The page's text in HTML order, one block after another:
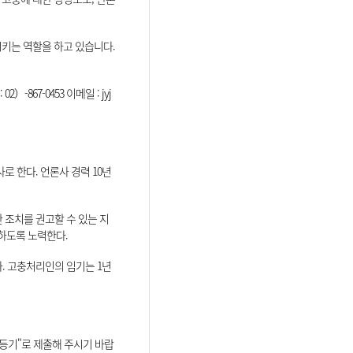
는 역할을 하고 있습니다.
）-867-0453 이메일 : jyj
한다. 언론사 경력 10년
치를 권고할 수 있는 지
도록 노력한다.
고충처리인의 임기는 1년
기"로 제출해 주시기 바랍